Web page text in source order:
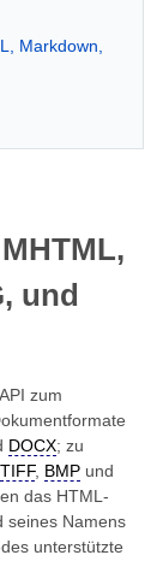
Markdown,
und
zum
DOCX; zu
TIFF, BMP und
das HTML-
seines Namens
unterstützte